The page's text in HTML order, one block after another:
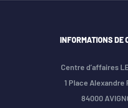
INFORMATIONS DE
Centre d’affaires LE
1 Place Alexandre
84000